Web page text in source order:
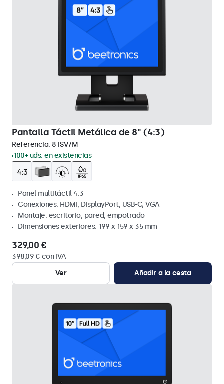
Pantalla Táctil Metálica de 8" (4:3)
Referencia: 8TSV7M
100+ uds. en existencias
Panel multitáctil 4:3
Conexiones: HDMI, DisplayPort, USB-C, VGA
Montaje: escritorio, pared, empotrado
Dimensiones exteriores: 199 x 159 x 35 mm
329,00 €
398,09 € con IVA
Ver
Añadir a la cesta